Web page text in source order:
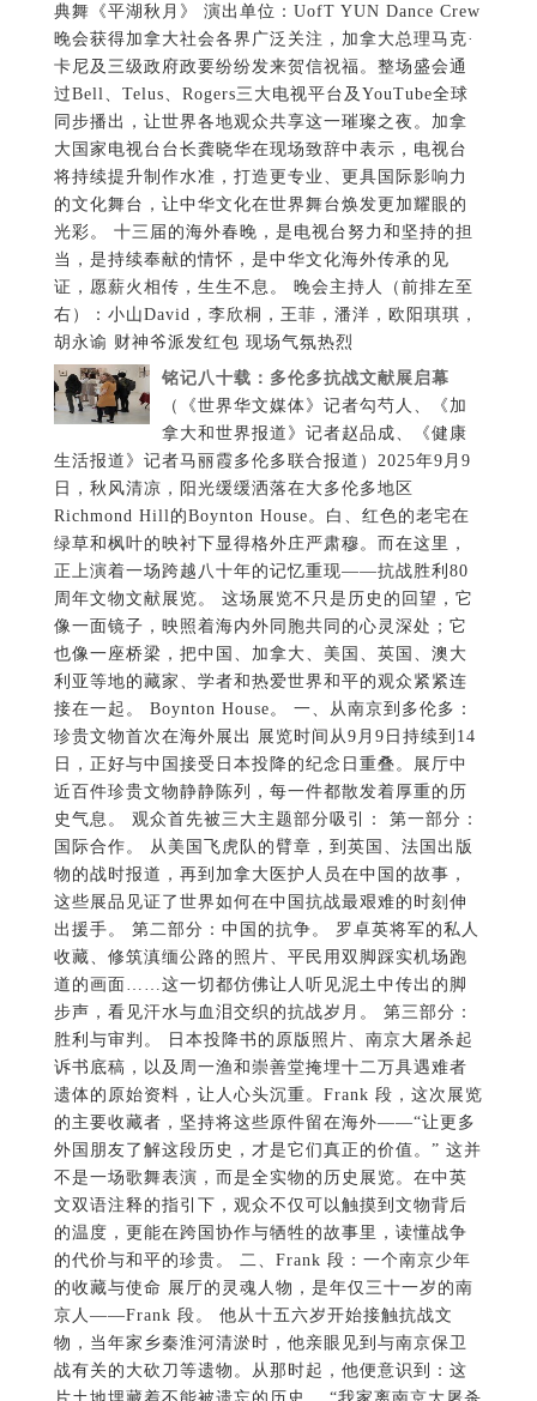
典舞《平湖秋月》 演出单位：UofT YUN Dance Crew
晚会获得加拿大社会各界广泛关注，加拿大总理马克·
卡尼及三级政府政要纷纷发来贺信祝福。整场盛会通
过Bell、Telus、Rogers三大电视平台及YouTube全球
同步播出，让世界各地观众共享这一璀璨之夜。加拿
大国家电视台台长龚晓华在现场致辞中表示，电视台
将持续提升制作水准，打造更专业、更具国际影响力
的文化舞台，让中华文化在世界舞台焕发更加耀眼的
光彩。 十三届的海外春晚，是电视台努力和坚持的担
当，是持续奉献的情怀，是中华文化海外传承的见
证，愿薪火相传，生生不息。 晚会主持人（前排左至
右）：小山David，李欣桐，王菲，潘洋，欧阳琪琪，
胡永谕 财神爷派发红包 现场气氛热烈
铭记八十载：多伦多抗战文献展启幕
（《世界华文媒体》记者勾芍人、《加
拿大和世界报道》记者赵品成、《健康
生活报道》记者马丽霞多伦多联合报道）2025年9月9
日，秋风清凉，阳光缓缓洒落在大多伦多地区
Richmond Hill的Boynton House。白、红色的老宅在
绿草和枫叶的映衬下显得格外庄严肃穆。而在这里，
正上演着一场跨越八十年的记忆重现——抗战胜利80
周年文物文献展览。 这场展览不只是历史的回望，它
像一面镜子，映照着海内外同胞共同的心灵深处；它
也像一座桥梁，把中国、加拿大、美国、英国、澳大
利亚等地的藏家、学者和热爱世界和平的观众紧紧连
接在一起。 Boynton House。 一、从南京到多伦多：
珍贵文物首次在海外展出 展览时间从9月9日持续到14
日，正好与中国接受日本投降的纪念日重叠。展厅中
近百件珍贵文物静静陈列，每一件都散发着厚重的历
史气息。 观众首先被三大主题部分吸引： 第一部分：
国际合作。 从美国飞虎队的臂章，到英国、法国出版
物的战时报道，再到加拿大医护人员在中国的故事，
这些展品见证了世界如何在中国抗战最艰难的时刻伸
出援手。 第二部分：中国的抗争。 罗卓英将军的私人
收藏、修筑滇缅公路的照片、平民用双脚踩实机场跑
道的画面……这一切都仿佛让人听见泥土中传出的脚
步声，看见汗水与血泪交织的抗战岁月。 第三部分：
胜利与审判。 日本投降书的原版照片、南京大屠杀起
诉书底稿，以及周一渔和崇善堂掩埋十二万具遇难者
遗体的原始资料，让人心头沉重。Frank 段，这次展览
的主要收藏者，坚持将这些原件留在海外——“让更多
外国朋友了解这段历史，才是它们真正的价值。” 这并
不是一场歌舞表演，而是全实物的历史展览。在中英
文双语注释的指引下，观众不仅可以触摸到文物背后
的温度，更能在跨国协作与牺牲的故事里，读懂战争
的代价与和平的珍贵。 二、Frank 段：一个南京少年
的收藏与使命 展厅的灵魂人物，是年仅三十一岁的南
京人——Frank 段。 他从十五六岁开始接触抗战文
物，当年家乡秦淮河清淤时，他亲眼见到与南京保卫
战有关的大砍刀等遗物。从那时起，他便意识到：这